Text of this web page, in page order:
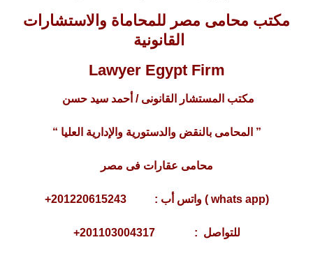
مكتب محامى مصر للمحاماة والاستشارات
القانونية
Lawyer Egypt Firm
مكتب المستشار القانونى / أحمد سيد حسن
” المحامى بالنقض والدستورية والإدارية العليا “
محامى عقارات فى مصر
(whats app ) واتس أب : 201220615243+
للتواصل : 201103004317+